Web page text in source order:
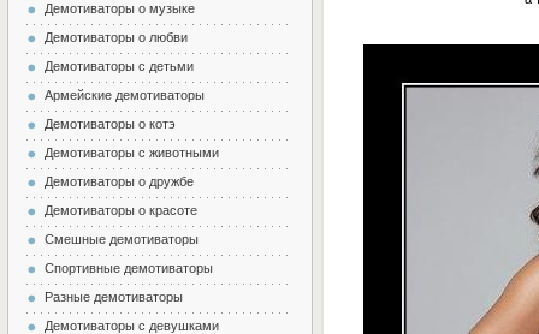
Демотиваторы о музыке
Демотиваторы о любви
Демотиваторы с детьми
Армейские демотиваторы
Демотиваторы о котэ
Демотиваторы с животными
Демотиваторы о дружбе
Демотиваторы о красоте
Смешные демотиваторы
Спортивные демотиваторы
Разные демотиваторы
Демотиваторы с девушками